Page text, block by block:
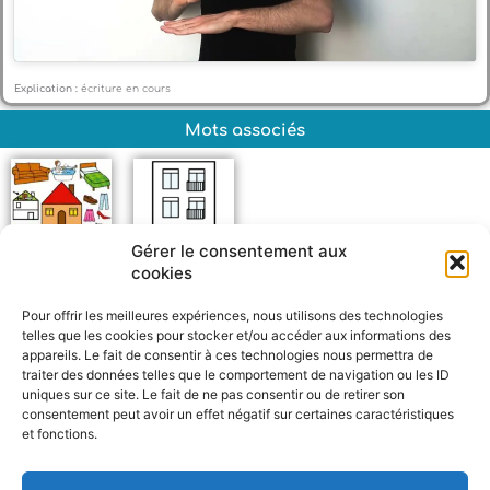
Gérer le consentement aux
cookies
Pour offrir les meilleures expériences, nous utilisons des technologies
telles que les cookies pour stocker et/ou accéder aux informations des
appareils. Le fait de consentir à ces technologies nous permettra de
traiter des données telles que le comportement de navigation ou les ID
uniques sur ce site. Le fait de ne pas consentir ou de retirer son
consentement peut avoir un effet négatif sur certaines caractéristiques
et fonctions.
Explication : écriture en cours
Mots associés
Immeuble
a
h
e
a